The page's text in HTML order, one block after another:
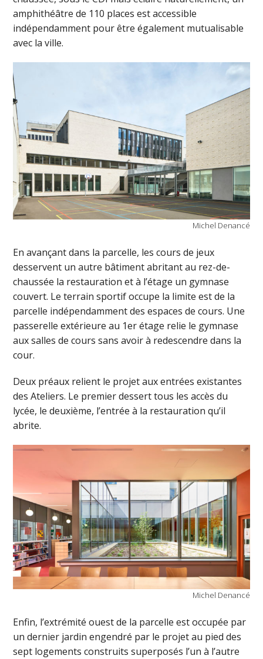
amphithéâtre de 110 places est accessible
indépendamment pour être également mutualisable
avec la ville.
Michel Denancé
En avançant dans la parcelle, les cours de jeux
desservent un autre bâtiment abritant au rez-de-
chaussée la restauration et à l’étage un gymnase
couvert. Le terrain sportif occupe la limite est de la
parcelle indépendamment des espaces de cours. Une
passerelle extérieure au 1er étage relie le gymnase
aux salles de cours sans avoir à redescendre dans la
cour.
Deux préaux relient le projet aux entrées existantes
des Ateliers. Le premier dessert tous les accès du
lycée, le deuxième, l’entrée à la restauration qu’il
abrite.
Michel Denancé
Enfin, l’extrémité ouest de la parcelle est occupée par
un dernier jardin engendré par le projet au pied des
sept logements construits superposés l’un à l’autre